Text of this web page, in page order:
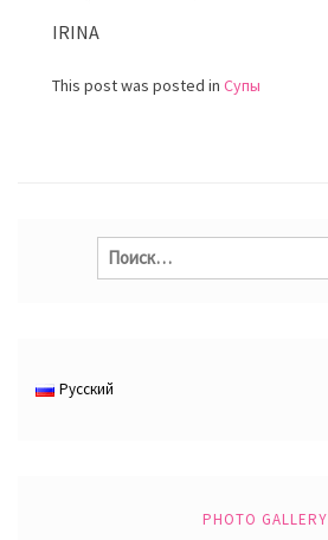
IRINA
This post was posted in Супы
Найти:
Русский
PHOTO GALLERY